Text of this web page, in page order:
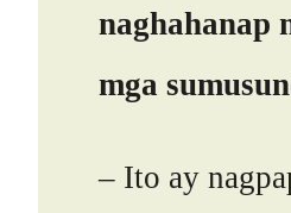
naghahanap
mga
– Ito ay